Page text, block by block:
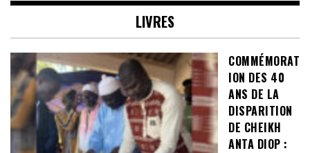
LIVRES
COMMÉMORAT
ION DES 40
ANS DE LA
DISPARITION
DE CHEIKH
ANTA DIOP :